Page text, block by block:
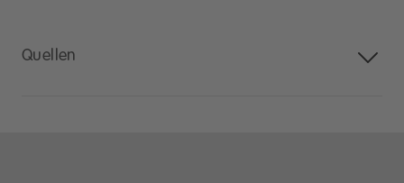
Quellen